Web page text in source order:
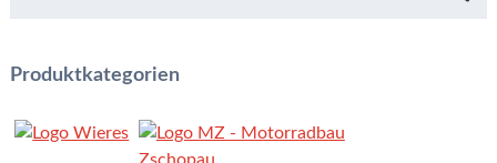
Produktkategorien